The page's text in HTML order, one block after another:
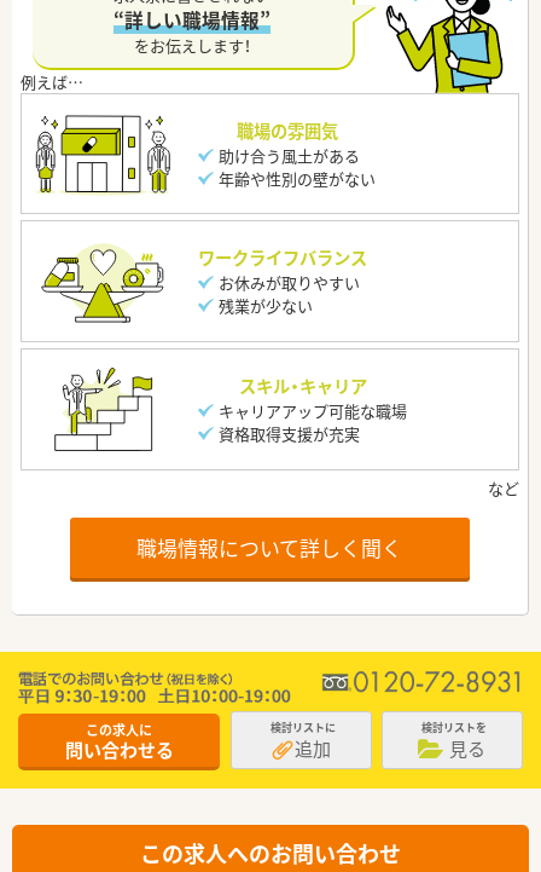
“詳しい職場情報”
をお伝えします！
職場の雰囲気
助け合う風土がある
年齢や性別の壁がない
ワークライフバランス
お休みが取りやすい
残業が少ない
スキル・キャリア
キャリアアップ可能な職場
資格取得支援が充実
職場情報について詳しく聞く
この求人に
問い合わせる
検討リストに
追加
検討リストを
見る
この求人へのお問い合わせ